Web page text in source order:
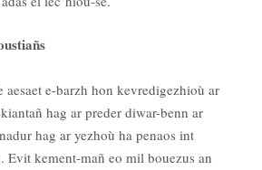
aesaet e-barzh hon kevredigezhioù ar
hag ar preder diwar-benn ar
hag ar yezhoù ha penaos int
Evit kement-mañ eo mil bouezus an